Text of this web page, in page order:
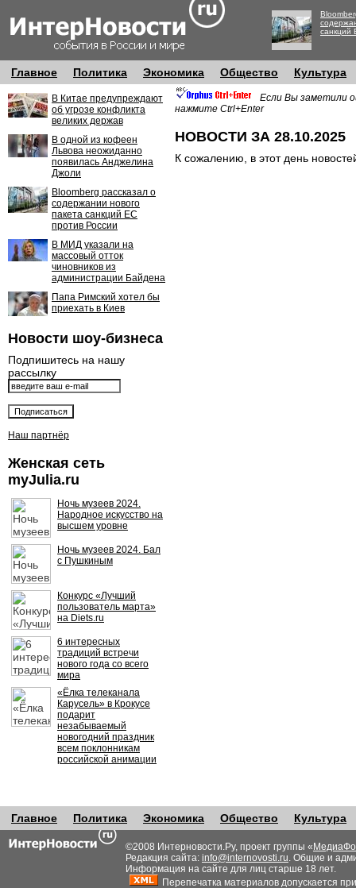
санкций
Главное Политика Экономика Общество Культура
В Китае предупреждают
об угрозе конфликта
великих держав
В одной из кофеен
Львова неожиданно
появилась Анджелина
Джоли
Bloomberg рассказал о
содержании нового
пакета санкций ЕС
против России
В МИД указали на
массовый отток
чиновников из
администрации Байдена
Папа Римский хотел бы
приехать в Киев
Новости шоу-бизнеса
Подпишитесь на нашу
рассылку
Наш партнёр
Женская сеть
myJulia.ru
Ночь музеев 2024.
Народное искусство на
высшем уровне
Ночь музеев 2024. Бал
с Пушкиным
Конкурс «Лучший
пользователь марта»
на Diets.ru
6 интересных
традиций встречи
нового года со всего
мира
«Ёлка телеканала
Карусель» в Крокусе
подарит
незабываемый
новогодний праздник
всем поклонникам
российской анимации
Если Вы заметили
нажмите Ctrl+Enter
НОВОСТИ ЗА 28.10.2025
К сожалению, в этот день
Главное Политика Экономика Общество Культура
©2008 Интерновости.Ру, проект группы «
Редакция сайта: info@internovosti.ru. Общие и
Информация на сайте для лиц старше 18 лет.
Перепечатка материалов допускается